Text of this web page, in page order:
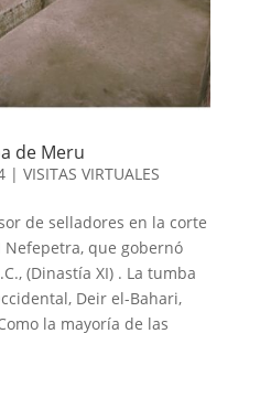
de Meru
| VISITAS VIRTUALES
de selladores en la corte
que gobernó
(Dinastía XI) . La tumba
Deir el-Bahari,
la mayoría de las